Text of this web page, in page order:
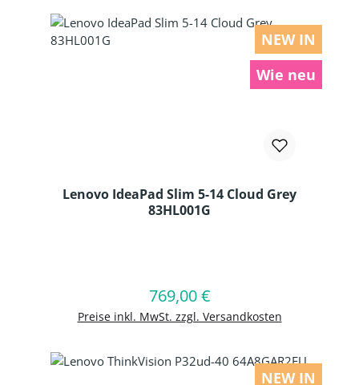
NEW IN
Wie neu
Lenovo IdeaPad Slim 5-14 Cloud Grey
83HL001G
Regulärer Preis:
769,00 €
Preise inkl. MwSt. zzgl. Versandkosten
In den Warenkorb
NEW IN